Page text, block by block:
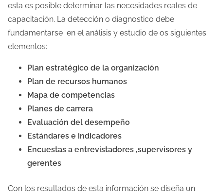
esta es posible determinar las necesidades reales de
capacitación. La detección o diagnostico debe
fundamentarse en el análisis y estudio de os siguientes
elementos:
Plan estratégico de la organización
Plan de recursos humanos
Mapa de competencias
Planes de carrera
Evaluación del desempeño
Estándares e indicadores
Encuestas a entrevistadores ,supervisores y
gerentes
Con los resultados de esta información se diseña un